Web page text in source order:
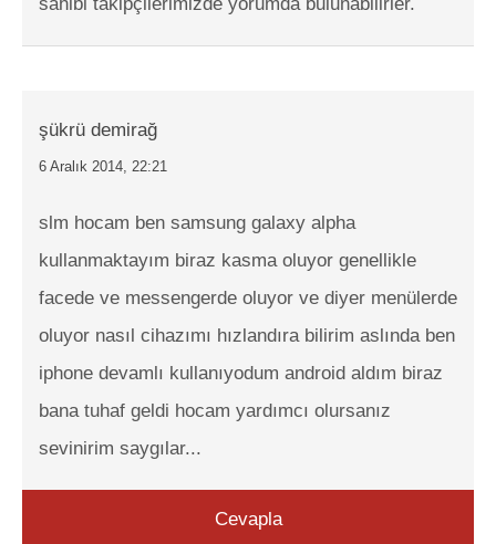
sahibi takipçilerimizde yorumda bulunabilirler.
şükrü demirağ
6 Aralık 2014, 22:21
slm hocam ben samsung galaxy alpha
kullanmaktayım biraz kasma oluyor genellikle
facede ve messengerde oluyor ve diyer menülerde
oluyor nasıl cihazımı hızlandıra bilirim aslında ben
iphone devamlı kullanıyodum android aldım biraz
bana tuhaf geldi hocam yardımcı olursanız
sevinirim saygılar...
Cevapla